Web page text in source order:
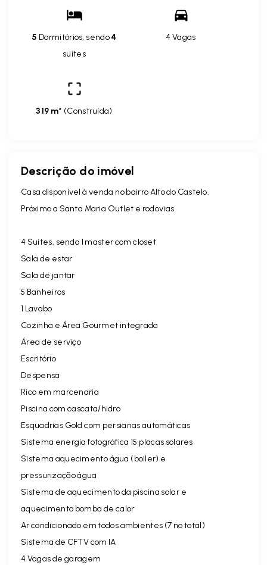
5 Dormitórios, sendo4
suítes
4 Vagas
319 m² (Construída)
Descrição do imóvel
Casa disponível à venda no bairro Alto do Castelo.
Próximo a Santa Maria Outlet e rodovias
4 Suítes, sendo 1 master com closet
Sala de estar
Sala de jantar
5 Banheiros
1 Lavabo
Cozinha e Área Gourmet integrada
Área de serviço
Escritório
Despensa
Rico em marcenaria
Piscina com cascata/hidro
Esquadrias Gold com persianas automáticas
Sistema energia fotográfica 15 placas solares
Sistema aquecimento água (boiler) e
pressurização água
Sistema de aquecimento da piscina solar e
aquecimento bomba de calor
Ar condicionado em todos ambientes (7 no total)
Sistema de CFTV com IA
4 Vagas de garagem